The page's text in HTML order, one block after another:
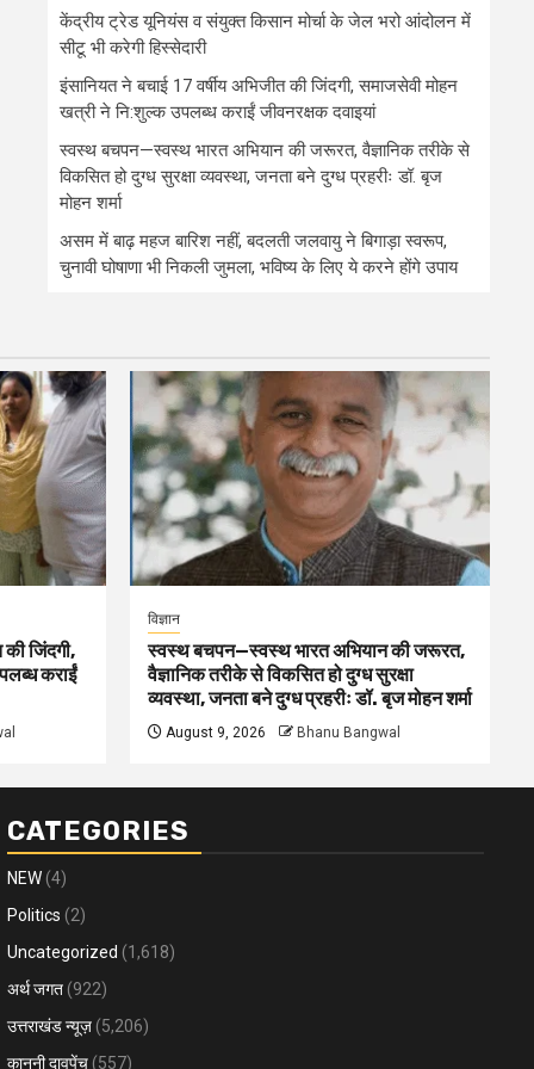
केंद्रीय ट्रेड यूनियंस व संयुक्त किसान मोर्चा के जेल भरो आंदोलन में
सीटू भी करेगी हिस्सेदारी
इंसानियत ने बचाई 17 वर्षीय अभिजीत की जिंदगी, समाजसेवी मोहन
खत्री ने नि:शुल्क उपलब्ध कराईं जीवनरक्षक दवाइयां
स्वस्थ बचपन—स्वस्थ भारत अभियान की जरूरत, वैज्ञानिक तरीके से
विकसित हो दुग्ध सुरक्षा व्यवस्था, जनता बने दुग्ध प्रहरीः डॉ. बृज
मोहन शर्मा
असम में बाढ़ महज बारिश नहीं, बदलती जलवायु ने बिगाड़ा स्वरूप,
चुनावी घोषाणा भी निकली जुमला, भविष्य के लिए ये करने होंगे उपाय
की जिंदगी,
कराईं
विज्ञान
स्वस्थ बचपन—स्वस्थ भारत अभियान की जरूरत,
वैज्ञानिक तरीके से विकसित हो दुग्ध सुरक्षा
व्यवस्था, जनता बने दुग्ध प्रहरीः डॉ. बृज मोहन शर्मा
August 9, 2026 Bhanu Bangwal
CATEGORIES
NEW (4)
Politics (2)
Uncategorized (1,618)
अर्थ जगत (922)
उत्तराखंड न्यूज़ (5,206)
कानूनी दावपेंच (557)